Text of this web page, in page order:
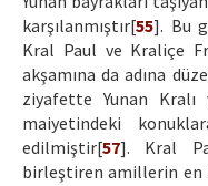
karşılanmıştır[55]. Bu
Kral Paul ve Kraliçe
akşamına da adına
ziyafette Yunan
maiyetindeki
edilmiştir[57]. Kral
birleştiren amillerin en